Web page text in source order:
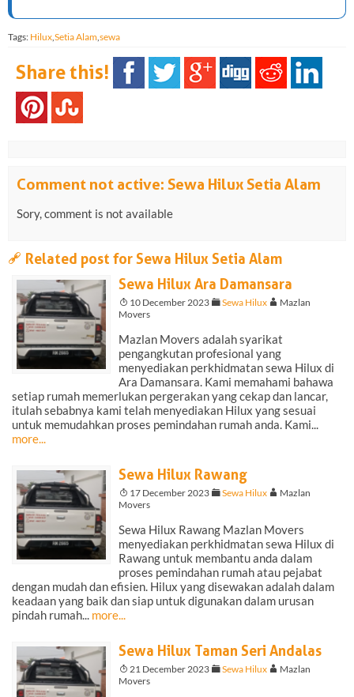
Tags: Hilux Setia Alam sewa
Share this!
Comment not active: Sewa Hilux Setia Alam
Sory, comment is not available
a Related post for Sewa Hilux Setia Alam
Sewa Hilux Ara Damansara
T 10 December 2023 FSewa Hilux A Mazlan
Movers
Mazlan Movers adalah syarikat
pengangkutan profesional yang
menyediakan perkhidmatan sewa Hilux di
Ara Damansara. Kami memahami bahawa
setiap rumah memerlukan pergerakan yang cekap dan lancar,
itulah sebabnya kami telah menyediakan Hilux yang sesuai
untuk memudahkan proses pemindahan rumah anda. Kami...
more...
Sewa Hilux Rawang
T 17 December 2023 FSewa Hilux A Mazlan
Movers
Sewa Hilux Rawang Mazlan Movers
menyediakan perkhidmatan sewa Hilux di
Rawang untuk membantu anda dalam
proses pemindahan rumah atau pejabat
dengan mudah dan efisien. Hilux yang disewakan adalah dalam
keadaan yang baik dan siap untuk digunakan dalam urusan
pindah rumah... more...
Sewa Hilux Taman Seri Andalas
T 21 December 2023 FSewa Hilux A Mazlan
Movers